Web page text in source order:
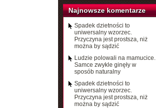
Najnowsze komentarze
Spadek dzietności to
uniwersalny wzorzec.
Przyczyna jest prostsza, niż
można by sądzić
Ludzie polowali na mamucice.
Samce zwykle ginęły w
sposób naturalny
Spadek dzietności to
uniwersalny wzorzec.
Przyczyna jest prostsza, niż
można by sądzić